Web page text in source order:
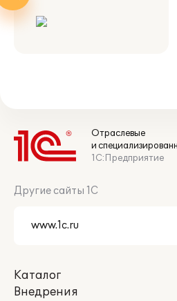
Отраслевые
и
1С:Предприятие
Другие сайты 1С
Каталог
Внедрения